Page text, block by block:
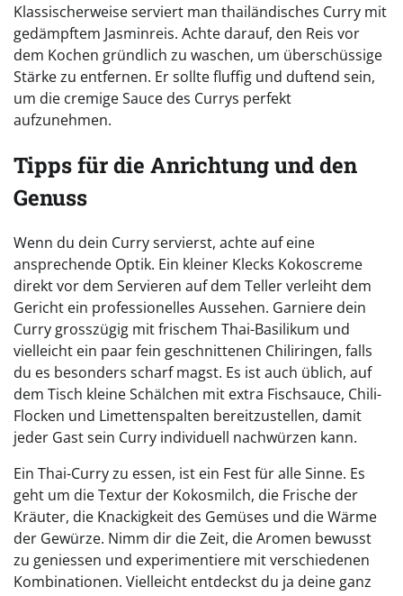
Klassischerweise serviert man thailändisches Curry mit
gedämpftem Jasminreis. Achte darauf, den Reis vor
dem Kochen gründlich zu waschen, um überschüssige
Stärke zu entfernen. Er sollte fluffig und duftend sein,
um die cremige Sauce des Currys perfekt
aufzunehmen.
Tipps für die Anrichtung und den
Genuss
Wenn du dein Curry servierst, achte auf eine
ansprechende Optik. Ein kleiner Klecks Kokoscreme
direkt vor dem Servieren auf dem Teller verleiht dem
Gericht ein professionelles Aussehen. Garniere dein
Curry grosszügig mit frischem Thai-Basilikum und
vielleicht ein paar fein geschnittenen Chiliringen, falls
du es besonders scharf magst. Es ist auch üblich, auf
dem Tisch kleine Schälchen mit extra Fischsauce, Chili-
Flocken und Limettenspalten bereitzustellen, damit
jeder Gast sein Curry individuell nachwürzen kann.
Ein Thai-Curry zu essen, ist ein Fest für alle Sinne. Es
geht um die Textur der Kokosmilch, die Frische der
Kräuter, die Knackigkeit des Gemüses und die Wärme
der Gewürze. Nimm dir die Zeit, die Aromen bewusst
zu geniessen und experimentiere mit verschiedenen
Kombinationen. Vielleicht entdeckst du ja deine ganz